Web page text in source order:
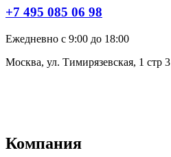
+7 495 085 06 98
Ежедневно с 9:00 до 18:00
Москва, ул. Тимирязевская, 1 стр 3
Компания